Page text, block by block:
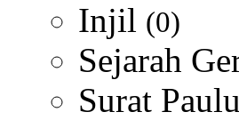
Injil (0)
Sejarah
Surat